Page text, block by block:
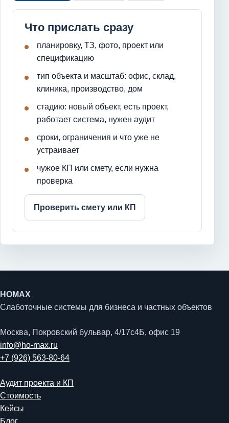
Что прислать сразу
планировку, ТЗ, фото, проект или
спецификацию
тип объекта и масштаб: офис, склад,
клиника, производство, дом
стадию: новый объект, есть проект,
работает система, нужен аудит
сроки, ограничения и что уже не
устраивает
чужое КП или смету, если нужна
проверка
Проверить смету или КП
HOMAX
Слаботочные системы для бизнеса и частных объектов
Москва, Покровский бульвар, 4/17с4Б, офис 19
info@ho-max.ru
+7 (926) 563-80-64
Аудит проекта и КП
Стоимость
Кейсы
Блог